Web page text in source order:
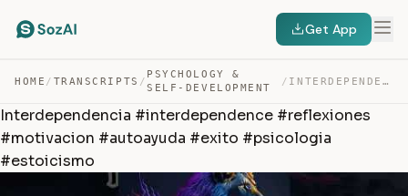
Get App
HOME / TRANSCRIPTS /
PSYCHOLOGY &
SELF-DEVELOPMENT
/ INTERDEPENDENCIA #INTERDEPENDENCE #REFLEXIONES #MOTIVAC… — TRANSCRIPT
Interdependencia #interdependence #reflexiones
#motivacion #autoayuda #exito #psicologia
#estoicismo